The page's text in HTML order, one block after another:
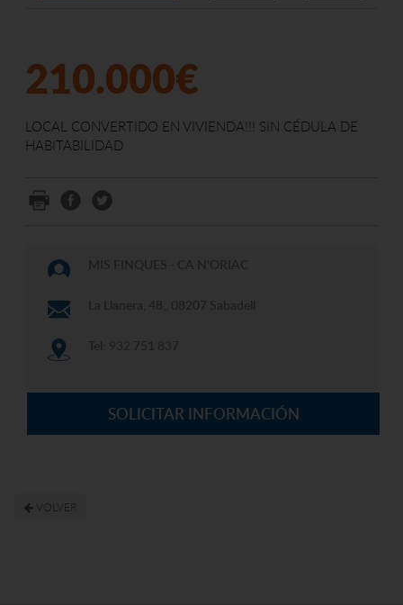
210.000€
LOCAL CONVERTIDO EN VIVIENDA!!! SIN CÉDULA DE
HABITABILIDAD
SOLICITAR INFORMACIÓN
VOLVER